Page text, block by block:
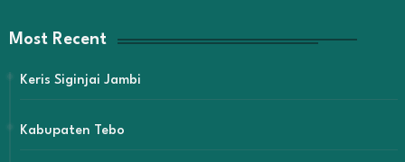
Most Recent
Keris Siginjai Jambi
Kabupaten Tebo